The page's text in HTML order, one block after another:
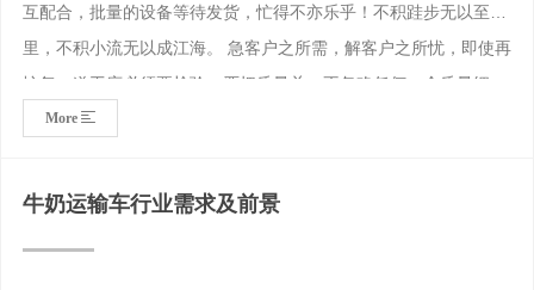
互配合，批量的设备等待发货，忙得不亦乐乎！不积跬步无以至千
里，不积小流无以成江海。 急客户之所需，解客户之所忧，即使再
忙每一道工序必须要检验，严把质量关，不忽略任何一个质量细
节，为我们自己负责，更为客户负责。 不顾酷暑，力欧人用行动证
是公司所有员工统一的目标，坚定信心、衔接流畅的工序和不辞辛
More
牛奶运输车行业需求及前景